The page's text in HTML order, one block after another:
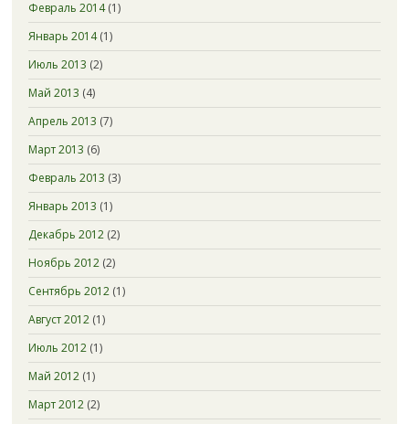
Февраль 2014(1)
Январь 2014(1)
Июль 2013 (2)
Май 2013 (4)
Апрель 2013 (7)
Март 2013 (6)
Февраль 2013 (3)
Январь 2013 (1)
Декабрь 2012(2)
Ноябрь 2012(2)
Сентябрь 2012(1)
Август 2012(1)
Июль 2012(1)
Май 2012(1)
Март 2012(2)